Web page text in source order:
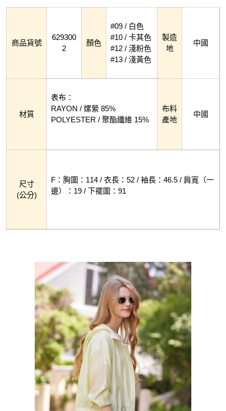
商品貨號
629300
2
顏色
#09 / 白色
#10 / 卡其色
#12 / 淺粉色
#13 / 淺黃色
製造
地
中國
材質
表布：
RAYON / 嫘縈 85%
POLYESTER / 聚酯纖維 15%
布料
產地
中國
尺寸
(公分)
F：胸圍：114 / 衣長：52 / 袖長：46.5 / 肩寬（一
邊）：19 / 下襬圍：91